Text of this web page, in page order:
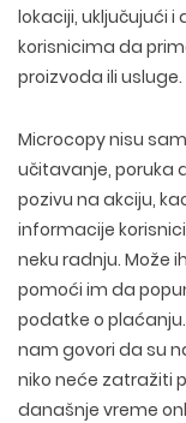
lokaciji, uključujući
korisnicima da
proizvoda ili usluge.
Microcopy nisu
učitavanje, poruka
pozivu na akciju,
informacije
neku radnju. Može
pomoći im da
podatke o
nam govori da su
niko neće zatražiti
današnje vreme